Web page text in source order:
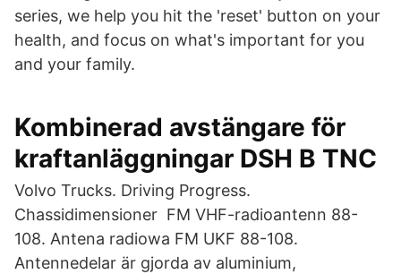
series, we help you hit the 'reset' button on your
health, and focus on what's important for you
and your family.
Kombinerad avstängare för
kraftanläggningar DSH B TNC
Volvo Trucks. Driving Progress.
Chassidimensioner FM VHF-radioantenn 88-
108. Antena radiowa FM UKF 88-108.
Antennedelar är gjorda av aluminium,